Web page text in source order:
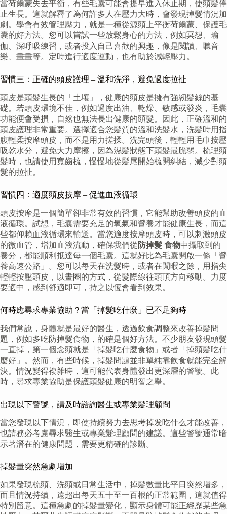
當荷爾蒙失去平衡，有些毛囊可能會提早進入休止期，使頭髮停
止生長。這就解釋了為何許多人在壓力大時，會發現掉髮情況加
劇。學會有效管理壓力，就是一種從源頭上平衡荷爾蒙、保護毛
囊的好方法。您可以嘗試一些放鬆身心的方法，例如冥想、瑜
伽、深呼吸練習，或者投入自己喜歡的興趣，像是閱讀、聽音
樂、畫畫等。定時進行適度運動，也有助於減輕壓力。
習慣三：正確的頭皮護理 – 溫和洗淨，避免過度拉扯
頭皮是頭髮生長的「土壤」，健康的頭皮是擁有強韌髮絲的基
礎。若頭皮環境不佳，例如過度出油、乾燥、敏感或發炎，毛囊
功能便會受損，自然也無法長出健康的頭髮。因此，正確溫和的
頭皮護理非常重要。選擇適合您髮質的溫和洗髮水，洗髮時用指
腹輕柔按摩頭皮，而不是用力搓揉。洗完頭後，輕輕用毛巾按壓
吸乾水分，避免大力摩擦，因為濕髮狀態下頭髮最脆弱。梳理頭
髮時，也請使用寬齒梳，慢慢地從髮尾開始梳開糾結，減少對頭
髮的拉扯。
習慣四：適度頭皮按摩 – 促進血液循環
頭皮按摩是一個簡單卻非常有效的習慣，它能幫助改善頭皮的血
液循環。試想，毛囊需要充足的氧氣和營養才能健康生長，而這
些都仰賴血液循環來輸送。當您適度按摩頭皮時，可以刺激頭皮
的微血管，增加血液流動，確保我們從 防掉髮 食物中攝取到的
養分，都能順利抵達每一個毛囊。這就好比為毛囊開啟一條「營
養高速公路」。您可以每天在洗髮時，或者在閒暇之餘，用指尖
輕輕按壓頭皮，以畫圈的方式，從髮際線往頭頂方向移動。力度
要適中，感到舒適即可，持之以恆會看到效果。
何時應尋求專業協助？當「掉髮吃什麼」已不足夠時
我們常說，身體就是最好的醫生，透過飲食調整來改善掉髮問
題，例如多吃防掉髮食物，的確是個好方法。不少朋友發現頭髮
一直掉，第一個念頭就是「掉髮吃什麼食物」或者「掉頭髮吃什
麼好」。然而，有些時候，掉髮問題並非單純靠飲食就能完全解
決。情況變得複雜時，這可能代表身體發出更深層的警號。此
時，尋求專業協助是保護頭髮健康的明智之舉。
出現以下警號，請及時諮詢醫生或專業髮理顧問
當您發現以下情況，即使持續努力去思考掉发吃什么才能改善，
也請務必考慮尋求醫生或專業髮理顧問的建議。這些警號通常暗
示著潛在的健康問題，需要更精確的診斷。
掉髮量突然急劇增加
如果發現梳頭、洗頭或日常生活中，掉髮數量比平日突然增多，
而且情況持續，遠超出每天五十至一百根的正常範圍，這就值得
特別留意。這種急劇的掉髮量變化，顯示身體可能正經歷某些急